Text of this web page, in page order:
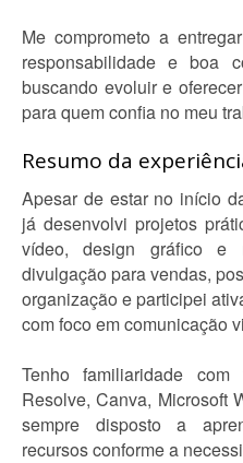
Me comprometo a
responsabilidade e boa
buscando evoluir e
para quem confia no meu
Resumo da
Apesar de estar no início
já desenvolvi projetos
vídeo, design gráfico e
divulgação para vendas,
organização e participei
com foco em comunicação
Tenho familiaridade com
Resolve, Canva, Microsoft
sempre disposto a
recursos conforme a